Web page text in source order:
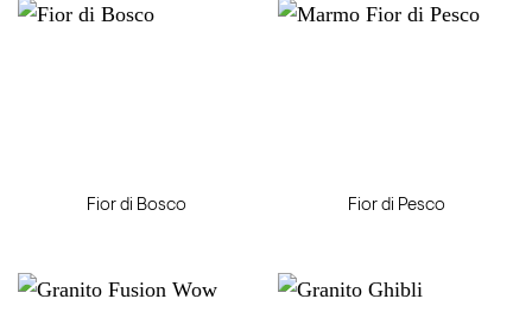
Fior di Bosco Fior di Pesco